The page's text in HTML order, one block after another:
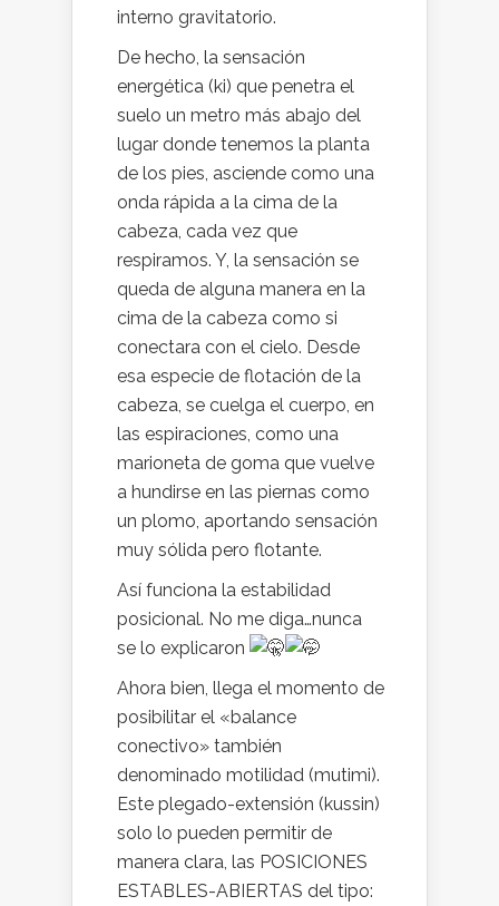
interno gravitatorio.
De hecho, la sensación
energética (ki) que penetra el
suelo un metro más abajo del
lugar donde tenemos la planta
de los pies, asciende como una
onda rápida a la cima de la
cabeza, cada vez que
respiramos. Y, la sensación se
queda de alguna manera en la
cima de la cabeza como si
conectara con el cielo. Desde
esa especie de flotación de la
cabeza, se cuelga el cuerpo, en
las espiraciones, como una
marioneta de goma que vuelve
a hundirse en las piernas como
un plomo, aportando sensación
muy sólida pero flotante.
Así funciona la estabilidad
posicional. No me diga…nunca
se lo explicaron
Ahora bien, llega el momento de
posibilitar el «balance
conectivo» también
denominado motilidad (mutimi).
Este plegado-extensión (kussin)
solo lo pueden permitir de
manera clara, las POSICIONES
ESTABLES-ABIERTAS del tipo: